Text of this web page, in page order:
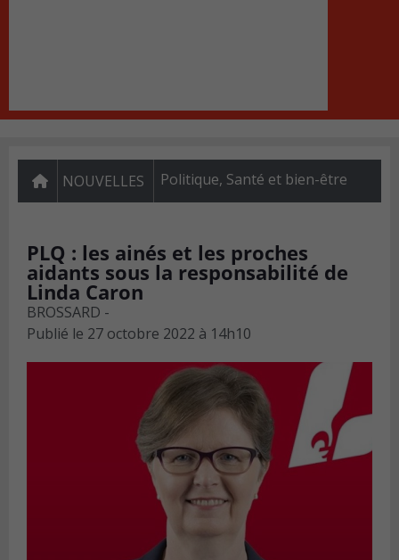
NOUVELLES Politique, Santé et bien-être
PLQ : les ainés et les proches
aidants sous la responsabilité de
Linda Caron
BROSSARD -
Publié le 27 octobre 2022 à 14h10